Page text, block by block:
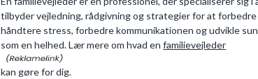
tilbyder vejledning, rådgivning og strategier for at
håndtere stress, forbedre kommunikationen og udvikle
som en helhed. Lær mere om hvad enfamilievejleder
kan gøre for dig.